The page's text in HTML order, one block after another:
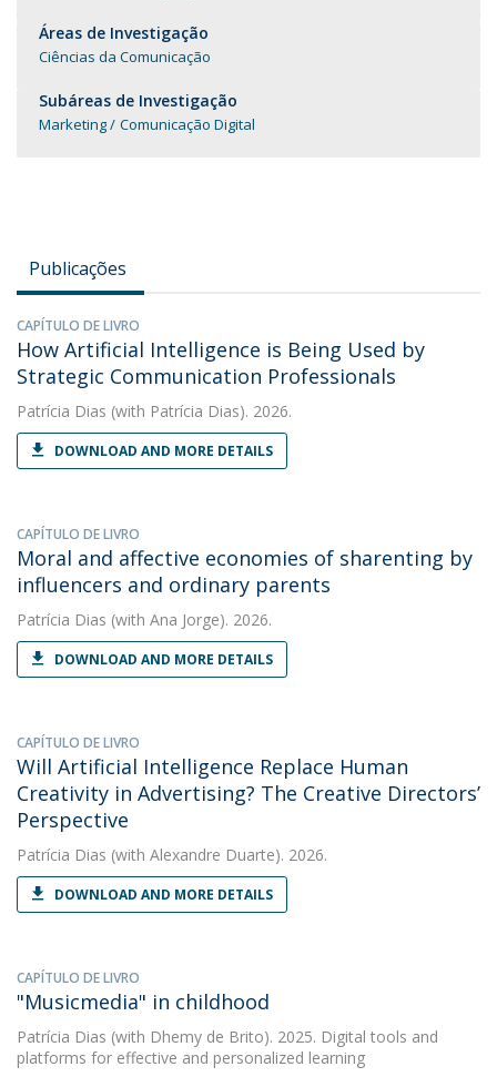
Áreas de Investigação
Ciências da Comunicação
Subáreas de Investigação
Marketing Comunicação Digital
Publicações
CAPÍTULO DE LIVRO
How Artificial Intelligence is Being Used by
Strategic Communication Professionals
Patrícia Dias (with Patrícia Dias). 2026.
DOWNLOAD AND MORE DETAILS
CAPÍTULO DE LIVRO
Moral and affective economies of sharenting by
influencers and ordinary parents
Patrícia Dias (with Ana Jorge). 2026.
DOWNLOAD AND MORE DETAILS
CAPÍTULO DE LIVRO
Will Artificial Intelligence Replace Human
Creativity in Advertising? The Creative Directors’
Perspective
Patrícia Dias (with Alexandre Duarte). 2026.
DOWNLOAD AND MORE DETAILS
CAPÍTULO DE LIVRO
"Musicmedia" in childhood
Patrícia Dias (with Dhemy de Brito). 2025. Digital tools and
platforms for effective and personalized learning